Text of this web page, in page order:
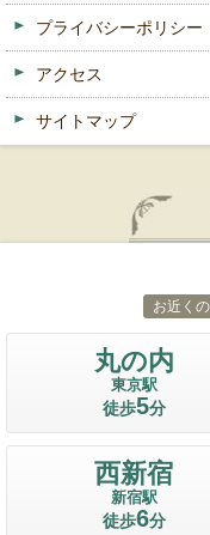
プライバシーポリシー
アクセス
サイトマップ
お近く
丸の内
東京駅
徒歩5分
西新宿
新宿駅
徒歩6分